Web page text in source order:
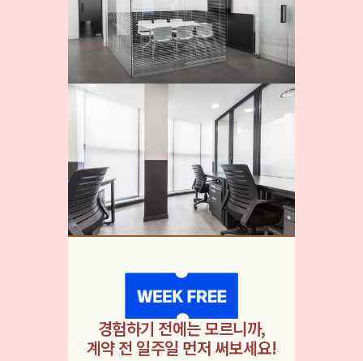
경험하기 전에는 모르니까,
계약 전 일주일 먼저 써보세요!